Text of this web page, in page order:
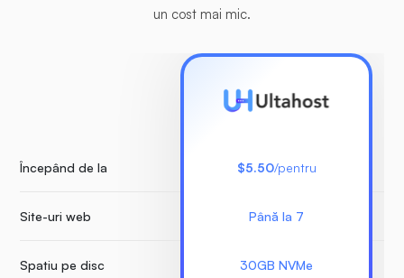
un cost mai mic.
Începând de la
Site-uri web
Spatiu pe disc
$5.50/pentru
Până la 7
30GB NVMe